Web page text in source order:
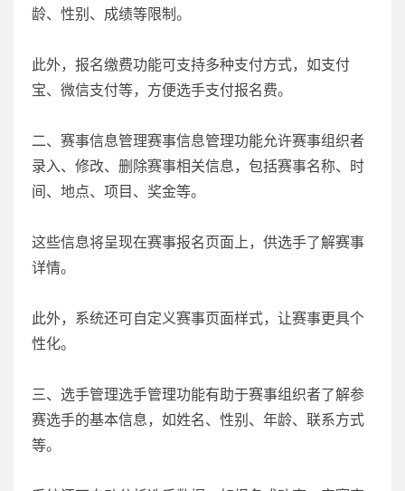
龄、性别、成绩等限制。
此外，报名缴费功能可支持多种支付方式，如支付
宝、微信支付等，方便选手支付报名费。
二、赛事信息管理赛事信息管理功能允许赛事组织者
录入、修改、删除赛事相关信息，包括赛事名称、时
间、地点、项目、奖金等。
这些信息将呈现在赛事报名页面上，供选手了解赛事
详情。
此外，系统还可自定义赛事页面样式，让赛事更具个
性化。
三、选手管理选手管理功能有助于赛事组织者了解参
赛选手的基本信息，如姓名、性别、年龄、联系方式
等。